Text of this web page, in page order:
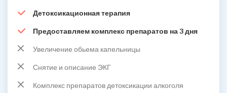
Детоксикационная терапия
Предоставляем комплекс препаратов на 3 дня
Увеличение обьема капельницы
Снятие и описание ЭКГ
Комплекс препаратов детоксикации алкоголя